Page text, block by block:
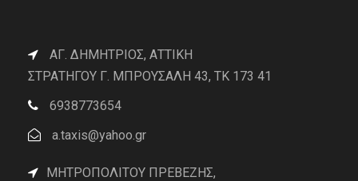
ΑΓ. ΔΗΜΗΤΡΙΟΣ, ΑΤΤΙΚΗ
ΣΤΡΑΤΗΓΟΥ Γ. ΜΠΡΟΥΣΑΛΗ 43, ΤΚ 173 41
6938773654
a.taxis@yahoo.gr
ΜΗΤΡΟΠΟΛΙΤΟΥ ΠΡΕΒΕΖΗΣ,